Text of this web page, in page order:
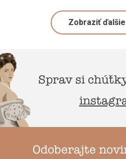
Zobraziť
Sprav si
Odoberajte